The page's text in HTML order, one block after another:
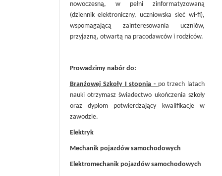
nowoczesną, w pełni zinformatyzowaną
(dziennik elektroniczny, uczniowska sieć wi-fi),
wspomagającą zainteresowania uczniów,
przyjazną, otwartą na pracodawców i rodziców.
Prowadzimy nabór do:
Branżowej Szkoły I stopnia - po trzech latach
nauki otrzymasz świadectwo ukończenia szkoły
oraz dyplom potwierdzający kwalifikacje w
zawodzie.
Elektryk
Mechanik pojazdów samochodowych
Elektromechanik pojazdów samochodowych